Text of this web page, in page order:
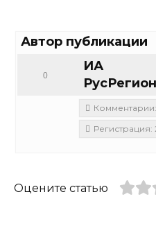
Автор публикации
ИА
0
Комментарии:
Регистрация:
Оцените статью